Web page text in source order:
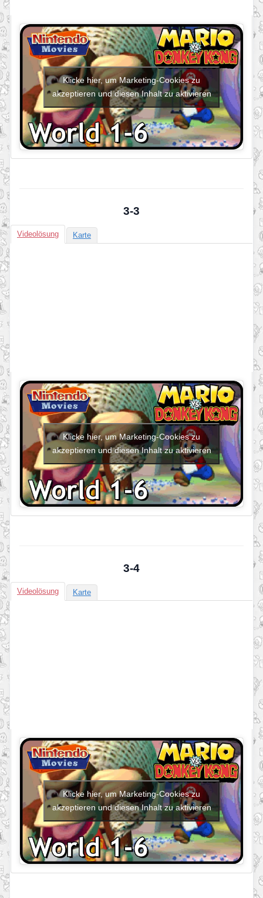
Klicke hier, um Marketing-Cookies zu
akzeptieren und diesen Inhalt zu aktivieren
3-3
Videolösung Karte
Klicke hier, um Marketing-Cookies zu
akzeptieren und diesen Inhalt zu aktivieren
3-4
Videolösung Karte
Klicke hier, um Marketing-Cookies zu
akzeptieren und diesen Inhalt zu aktivieren